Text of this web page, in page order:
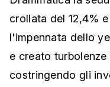
crollata del 12,4%
l'impennata dello
e creato
costringendo gli